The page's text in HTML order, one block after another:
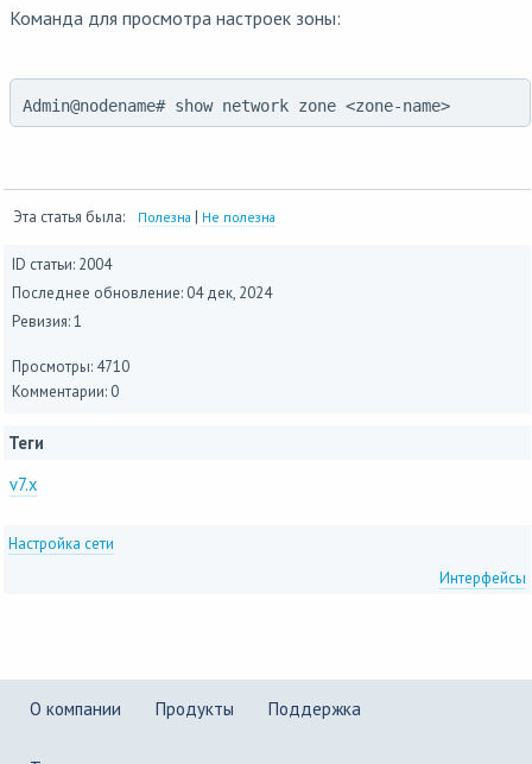
Команда для просмотра настроек зоны:
Admin@nodename# show network zone <zone-name>
Эта статья была: Полезна | Не полезна
ID статьи: 2004
Последнее обновление: 04 дек, 2024
Ревизия: 1
Просмотры: 4710
Комментарии: 0
Теги
v7.x
Настройка сети
Интерфейсы
О компании Продукты Поддержка